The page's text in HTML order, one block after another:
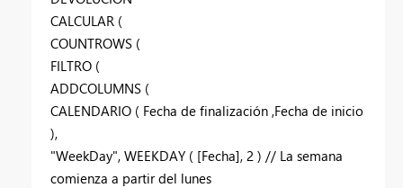
CALCULAR (
COUNTROWS (
FILTRO (
ADDCOLUMNS (
CALENDARIO ( Fecha de finalización ,Fecha de inicio
),
"WeekDay", WEEKDAY ( [Fecha], 2 ) // La semana
comienza a partir del lunes